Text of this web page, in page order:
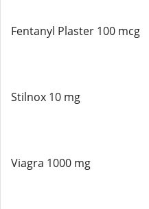
Fentanyl Plaster 100 mcg
Stilnox 10 mg
Viagra 1000 mg